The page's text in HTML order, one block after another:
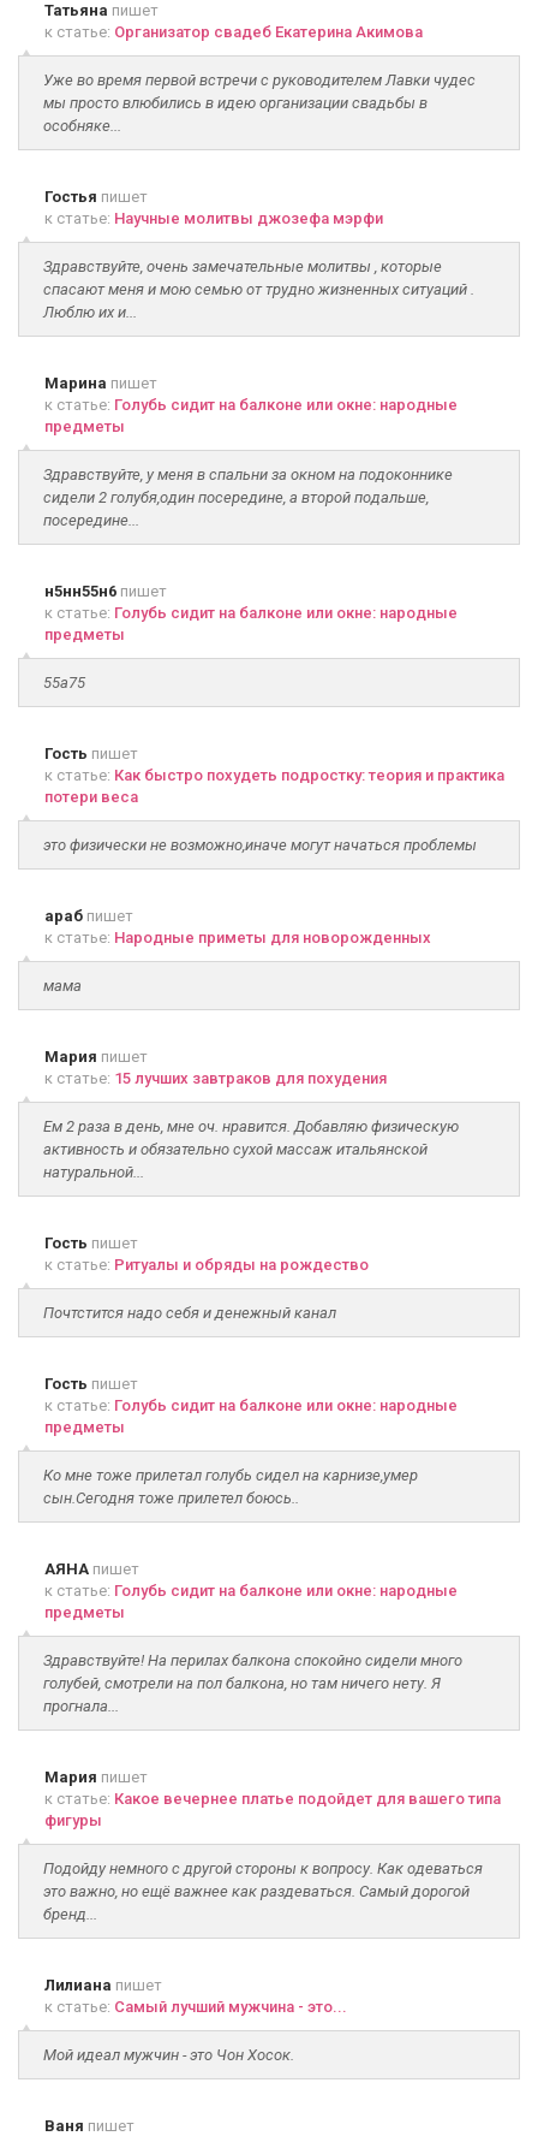
Татьяна пишет
к статье: Организатор свадеб Екатерина Акимова
Уже во время первой встречи с руководителем Лавки чудес
мы просто влюбились в идею организации свадьбы в
особняке...
Гостья пишет
к статье: Научные молитвы джозефа мэрфи
Здравствуйте, очень замечательные молитвы , которые
спасают меня и мою семью от трудно жизненных ситуаций .
Люблю их и...
Марина пишет
к статье: Голубь сидит на балконе или окне: народные
предметы
Здравствуйте, у меня в спальни за окном на подоконнике
сидели 2 голубя,один посередине, а второй подальше,
посередине...
н5нн55н6 пишет
к статье: Голубь сидит на балконе или окне: народные
предметы
55а75
Гость пишет
к статье: Как быстро похудеть подростку: теория и практика
потери веса
это физически не возможно,иначе могут начаться проблемы
араб пишет
к статье: Народные приметы для новорожденных
мама
Мария пишет
к статье: 15 лучших завтраков для похудения
Ем 2 раза в день, мне оч. нравится. Добавляю физическую
активность и обязательно сухой массаж итальянской
натуральной...
Гость пишет
к статье: Ритуалы и обряды на рождество
Почтстится надо себя и денежный канал
Гость пишет
к статье: Голубь сидит на балконе или окне: народные
предметы
Ко мне тоже прилетал голубь сидел на карнизе,умер
сын.Сегодня тоже прилетел боюсь..
АЯНА пишет
к статье: Голубь сидит на балконе или окне: народные
предметы
Здравствуйте! На перилах балкона спокойно сидели много
голубей, смотрели на пол балкона, но там ничего нету. Я
прогнала...
Мария пишет
к статье: Какое вечернее платье подойдет для вашего типа
фигуры
Подойду немного с другой стороны к вопросу. Как одеваться
это важно, но ещё важнее как раздеваться. Самый дорогой
бренд...
Лилиана пишет
к статье: Самый лучший мужчина - это...
Мой идеал мужчин - это Чон Хосок.
Ваня пишет